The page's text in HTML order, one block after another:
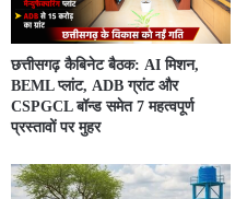
छत्तीसगढ़ कैबिनेट बैठक: AI मिशन,
BEML प्लांट, ADB ग्रांट और
CSPGCL बॉन्ड समेत 7 महत्वपूर्ण
प्रस्तावों पर मुहर